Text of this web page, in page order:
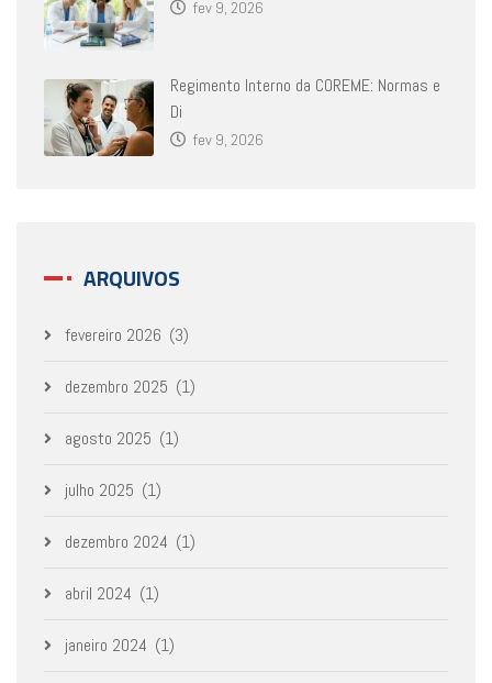
fev 9, 2026
Regimento Interno da COREME: Normas e
Di
fev 9, 2026
ARQUIVOS
fevereiro 2026 (3)
dezembro 2025 (1)
agosto 2025 (1)
julho 2025 (1)
dezembro 2024 (1)
abril 2024 (1)
janeiro 2024 (1)